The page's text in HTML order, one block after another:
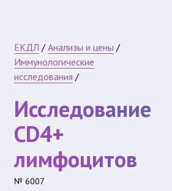
ЕКДЛ /Анализы и цены /
Иммунологические
исследования /
Исследование
CD4+
лимфоцитов
№ 6007